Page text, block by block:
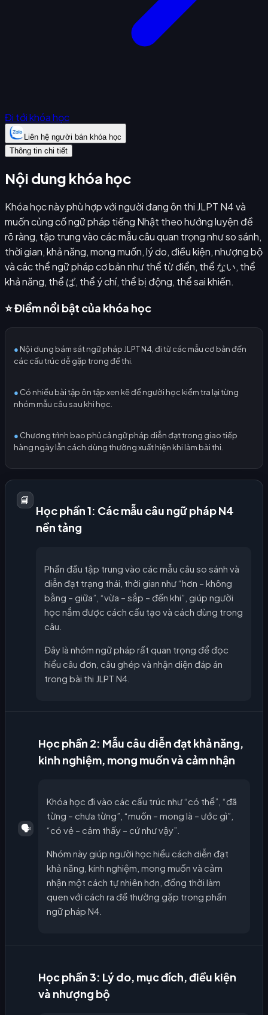
Đi tới khóa học
Liên hệ người bán khóa học
Thông tin chi tiết
Nội dung khóa học
Khóa học này phù hợp với người đang ôn thi JLPT N4 và
muốn củng cố ngữ pháp tiếng Nhật theo hướng luyện đề
rõ ràng, tập trung vào các mẫu câu quan trọng như so sánh,
thời gian, khả năng, mong muốn, lý do, điều kiện, nhượng bộ
và các thể ngữ pháp cơ bản như thể từ điển, thể ない, thể
khả năng, thể ば, thể ý chí, thể bị động, thể sai khiến.
⭐ Điểm nổi bật của khóa học
● Nội dung bám sát ngữ pháp JLPT N4, đi từ các mẫu cơ bản đến
các cấu trúc dễ gặp trong đề thi.
● Có nhiều bài tập ôn tập xen kẽ để người học kiểm tra lại từng
nhóm mẫu câu sau khi học.
● Chương trình bao phủ cả ngữ pháp diễn đạt trong giao tiếp
hàng ngày lẫn cách dùng thường xuất hiện khi làm bài thi.
📘
Học phần 1: Các mẫu câu ngữ pháp N4
nền tảng
Phần đầu tập trung vào các mẫu câu so sánh và
diễn đạt trạng thái, thời gian như “hơn – không
bằng – giữa”, “vừa – sắp – đến khi”, giúp người
học nắm được cách cấu tạo và cách dùng trong
câu.
Đây là nhóm ngữ pháp rất quan trọng để đọc
hiểu câu đơn, câu ghép và nhận diện đáp án
trong bài thi JLPT N4.
🗣️
Học phần 2: Mẫu câu diễn đạt khả năng,
kinh nghiệm, mong muốn và cảm nhận
Khóa học đi vào các cấu trúc như “có thể”, “đã
từng – chưa từng”, “muốn – mong là – ước gì”,
“có vẻ – cảm thấy – cứ như vậy”.
Nhóm này giúp người học hiểu cách diễn đạt
khả năng, kinh nghiệm, mong muốn và cảm
nhận một cách tự nhiên hơn, đồng thời làm
quen với cách ra đề thường gặp trong phần
ngữ pháp N4.
Học phần 3: Lý do, mục đích, điều kiện
và nhượng bộ